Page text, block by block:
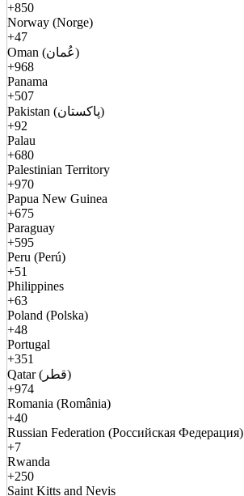
+850
Norway (Norge)
+47
Oman (عُمان)
+968
Panama
+507
Pakistan (پاکستان)
+92
Palau
+680
Palestinian Territory
+970
Papua New Guinea
+675
Paraguay
+595
Peru (Perú)
+51
Philippines
+63
Poland (Polska)
+48
Portugal
+351
Qatar (قطر)
+974
Romania (România)
+40
Russian Federation (Российская Федерация)
+7
Rwanda
+250
Saint Kitts and Nevis